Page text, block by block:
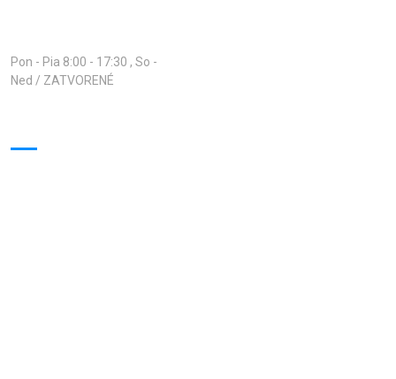
Pon - Pia 8:00 - 17:30 , So -
Ned / ZATVORENÉ